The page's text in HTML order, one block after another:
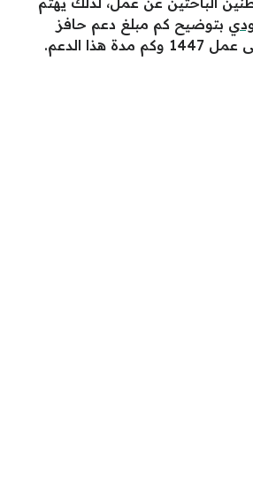
بتوضيح كم مبلغ دعم حافز
هذا الدعم.